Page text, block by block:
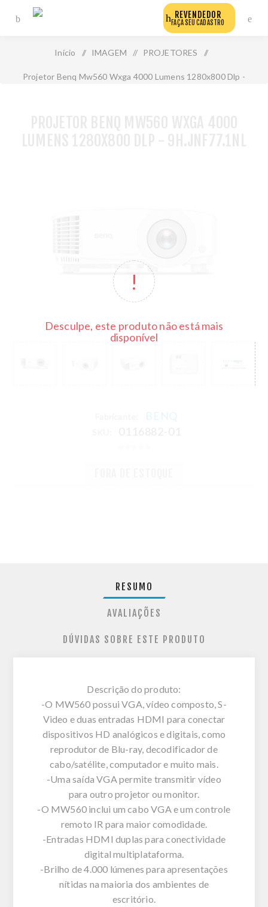
REVENDEDOR
FAÇA SEU CADASTRO
Início / IMAGEM / PROJETORES /
Projetor Benq Mw560 Wxga 4000 Lumens 1280x800 Dlp -
Desculpe, este produto não está mais
disponível
BENQ
RESUMO
AVALIAÇÕES
DÚVIDAS SOBRE ESTE PRODUTO
Descrição do produto:
-O MW560 possui VGA, vídeo composto, S-
Video e duas entradas HDMI para conectar
dispositivos HD analógicos e digitais, como
reprodutor de Blu-ray, decodificador de
cabo/satélite, computador e muito mais.
-Uma saída VGA permite transmitir vídeo
para outro projetor ou monitor.
-O MW560 inclui um cabo VGA e um controle
remoto IR para maior comodidade.
-Entradas HDMI duplas para conectividade
digital multiplataforma.
-Brilho de 4.000 lúmenes para apresentações
nítidas na maioria dos ambientes de
escritório.